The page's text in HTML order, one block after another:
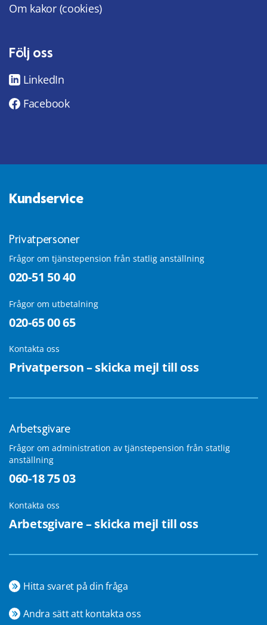
Om kakor (cookies)
Följ oss
LinkedIn
Facebook
Kundservice
Privatpersoner
Frågor om tjänstepension från statlig anställning
020-51 50 40
Frågor om utbetalning
020-65 00 65
Kontakta oss
Privatperson – skicka mejl till oss
Arbetsgivare
Frågor om administration av tjänstepension från statlig
anställning
060-18 75 03
Kontakta oss
Arbetsgivare – skicka mejl till oss
Hitta svaret på din fråga
Andra sätt att kontakta oss